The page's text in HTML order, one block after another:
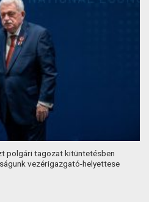
polgári tagozat kitüntetésben
vezérigazgató-helyettese